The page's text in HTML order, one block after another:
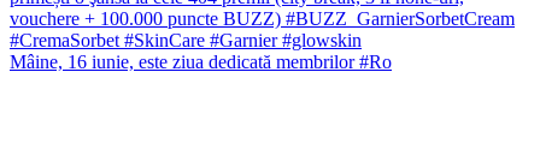
Mâine, 16 iunie, este ziua dedicată membrilor #Ro